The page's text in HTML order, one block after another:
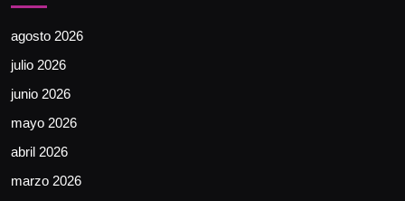
agosto 2026
julio 2026
junio 2026
mayo 2026
abril 2026
marzo 2026